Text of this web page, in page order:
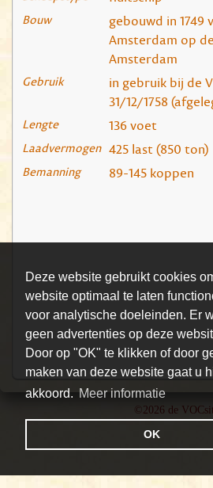
Deze website gebruikt cookies
website optimaal te laten
voor analytische doeleinden. Er
geen advertenties op deze
Door op "OK" te klikken of door
maken van deze website gaat u
akkoord. Meer informatie
OK
Bouw
gebouwd in 1749
Amsterdam op
Amsterdam
Gebruik
in gebruik bij de
31/12/1758
Lengte 136 voet
Laadvermogen 425 last (850 ton)
Bemanning 89-145 koppen
©2026 de